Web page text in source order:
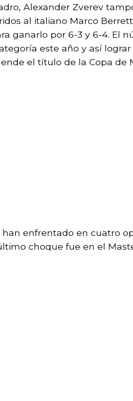
Alexander Zverev
al italiano Marco
ganarlo por 6-3 y 6-4. El
este año y así
el título de la Copa de
han enfrentado en cuatro
choque fue en el